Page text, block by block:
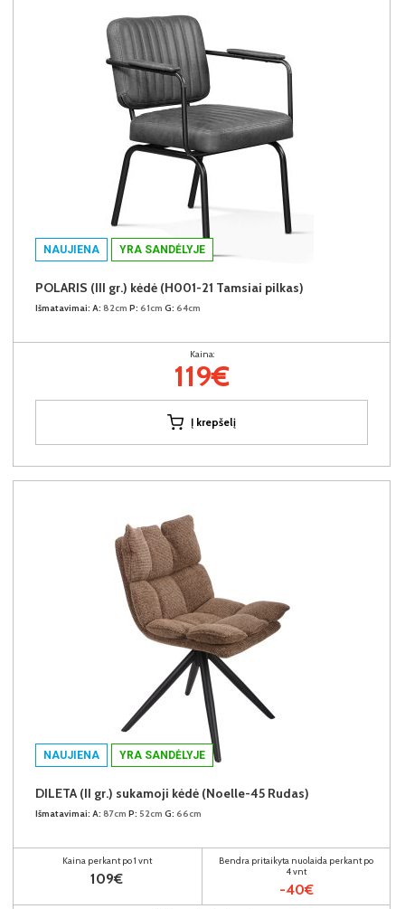
NAUJIENA YRA SANDĖLYJE
POLARIS (III gr.) kėdė (H001-21 Tamsiai pilkas)
Išmatavimai: A: 82cm P: 61cm G: 64cm
Kaina:
119€
Į krepšelį
NAUJIENA YRA SANDĖLYJE
DILETA (II gr.) sukamoji kėdė (Noelle-45 Rudas)
Išmatavimai: A: 87cm P: 52cm G: 66cm
Kaina perkant po 1 vnt
109€
Bendra pritaikyta nuolaida perkant po
4 vnt
-40€